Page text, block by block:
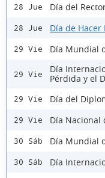
28 Jue Día del
28 Jue Día de Hacer
29 Vie Día Mundial
29 Vie
Día
Pérdida y el
29 Vie Día del
29 Vie Día Nacional
30 Sáb Día Mundial
30 Sáb
Día